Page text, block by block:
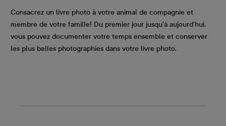
Consacrez un livre photo à votre animal de compagnie et
membre de votre famille! Du premier jour jusqu'à aujourd'hui,
vous pouvez documenter votre temps ensemble et conserver
les plus belles photographies dans votre livre photo.